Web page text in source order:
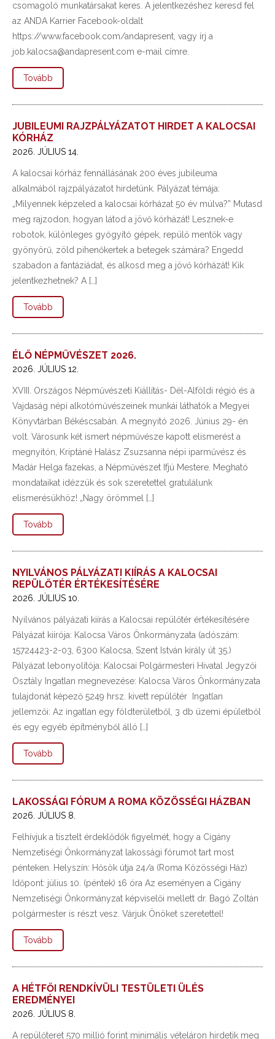
csomagoló munkatársakat keres. A jelentkezéshez keresd fel
az ANDA Karrier Facebook-oldalt
https://www.facebook.com/andapresent, vagy írj a
job.kalocsa@andapresent.com e-mail címre.
Tovább
JUBILEUMI RAJZPÁLYÁZATOT HIRDET A KALOCSAI
KÓRHÁZ
2026. JÚLIUS 14.
A kalocsai kórház fennállásának 200 éves jubileuma
alkalmából rajzpályázatot hirdetünk. Pályázat témája:
„Milyennek képzeled a kalocsai kórházat 50 év múlva?” Mutasd
meg rajzodon, hogyan látod a jövő kórházát! Lesznek-e
robotok, különleges gyógyító gépek, repülő mentők vagy
gyönyörű, zöld pihenőkertek a betegek számára? Engedd
szabadon a fantáziádat, és alkosd meg a jövő kórházát! Kik
jelentkezhetnek? A […]
Tovább
ÉLŐ NÉPMŰVÉSZET 2026.
2026. JÚLIUS 12.
XVIII. Országos Népművészeti Kiállítás- Dél-Alföldi régió és a
Vajdaság népi alkotóművészeinek munkái láthatók a Megyei
Könyvtárban Békéscsabán. A megnyitó 2026. Június 29- én
volt. Városunk két ismert népművésze kapott elismerést a
megnyitón, Kriptáné Halász Zsuzsanna népi iparművész és
Madár Helga fazekas, a Népművészet Ifjú Mestere. Megható
mondataikat idézzük és sok szeretettel gratulálunk
elismerésükhöz! „Nagy örömmel […]
Tovább
NYILVÁNOS PÁLYÁZATI KIÍRÁS A KALOCSAI
REPÜLŐTÉR ÉRTÉKESÍTÉSÉRE
2026. JÚLIUS 10.
Nyilvános pályázati kiírás a Kalocsai repülőtér értékesítésére
Pályázat kiírója: Kalocsa Város Önkormányzata (adószám:
15724423-2-03, 6300 Kalocsa, Szent István király út 35.)
Pályázat lebonyolítója: Kalocsai Polgármesteri Hivatal Jegyzői
Osztály Ingatlan megnevezése: Kalocsa Város Önkormányzata
tulajdonát képező 5249 hrsz. kivett repülőtér Ingatlan
jellemzői: Az ingatlan egy földterületből, 3 db üzemi épületből
és egy egyéb építményből álló […]
Tovább
LAKOSSÁGI FÓRUM A ROMA KÖZÖSSÉGI HÁZBAN
2026. JÚLIUS 8.
Felhívjuk a tisztelt érdeklődők figyelmét, hogy a Cigány
Nemzetiségi Önkormányzat lakossági fórumot tart most
pénteken. Helyszín: Hősök útja 24/a (Roma Közösségi Ház)
Időpont: július 10. (péntek) 16 óra Az eseményen a Cigány
Nemzetiségi Önkormányzat képviselői mellett dr. Bagó Zoltán
polgármester is részt vesz. Várjuk Önöket szeretettel!
Tovább
A HÉTFŐI RENDKÍVÜLI TESTÜLETI ÜLÉS
EREDMÉNYEI
2026. JÚLIUS 8.
A repülőteret 570 millió forint minimális vételáron hirdetik meg